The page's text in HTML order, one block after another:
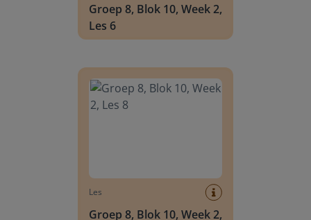
Groep 8, Blok 10, Week 2,
Les 6
Les
Groep 8, Blok 10, Week 2,